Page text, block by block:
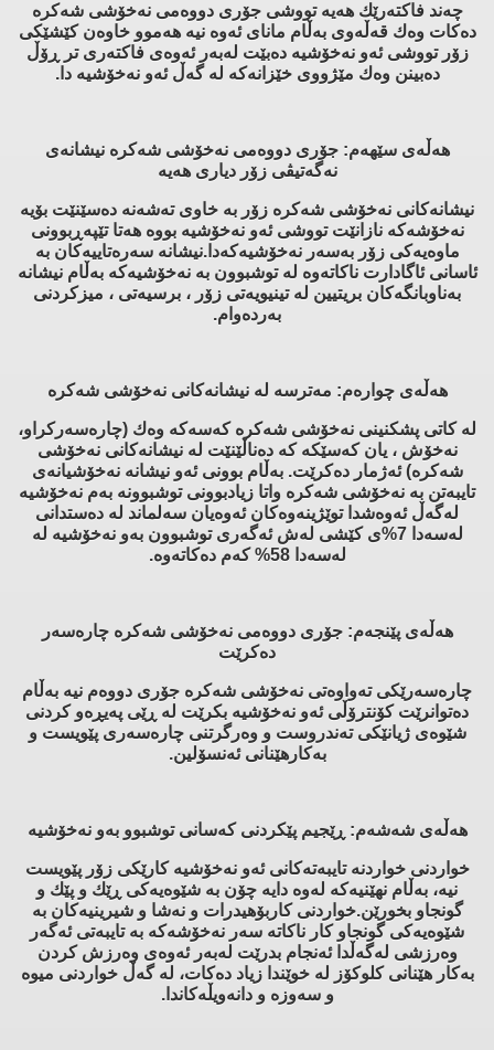
چه‌ند فاكته‌رێك هه‌یه‌ تووشی جۆری دووه‌می نه‌خۆشی شه‌كره‌
ده‌كات وه‌ك قه‌ڵه‌وی به‌ڵام مانای ئه‌وه‌ نیه‌ هه‌موو خاوه‌ن كێشێكی
زۆر تووشی ئه‌و نه‌خۆشیه‌ ده‌بێت له‌به‌ر ئه‌وه‌ی فاكته‌ری تر ڕۆڵ
ده‌بینن وه‌ك مێژووی خێزانه‌كه‌ له‌ گه‌ڵ ئه‌و نه‌خۆشیه‌ دا.
هه‌ڵه‌ی سێهه‌م: جۆری دووه‌می نه‌خۆشی شه‌كره‌ نیشانه‌ی
نه‌گه‌تیڤی زۆر دیاری هه‌یه‌
نیشانه‌كانی نه‌خۆشی شه‌كره‌ زۆر به‌ خاوی ته‌شه‌نه‌ ده‌سێنێت بۆیه‌
نه‌خۆشه‌كه‌ نازانێت تووشی ئه‌و نه‌خۆشیه‌ بووه‌ هه‌تا تێپه‌ڕبوونی
ماوه‌یه‌كی زۆر به‌سه‌ر نه‌خۆشیه‌كه‌دا.نیشانه‌ سه‌ره‌تاییه‌كان به‌
ئاسانی ئاگادارت ناكاته‌وه‌ له‌ توشبوون به‌ نه‌خۆشیه‌كه‌ به‌ڵام نیشانه‌
به‌ناوبانگه‌كان بریتیین له‌ تینیویه‌تی زۆر ، برسیه‌تی ، میزكردنی
به‌رده‌وام.
هه‌ڵه‌ی چواره‌م: مه‌ترسه‌ له‌ نیشانه‌كانی نه‌خۆشی شه‌كره‌
له‌ كاتی پشكنینی نه‌خۆشی شه‌كره‌ كه‌سه‌كه‌ وه‌ك (چاره‌سه‌ركراو،
نه‌خۆش ، یان كه‌سێكه‌ كه‌ ده‌ناڵێنێت له‌ نیشانه‌كانی نه‌خۆشی
شه‌كره‌) ئه‌ژمار ده‌كرێت. به‌ڵام بوونی ئه‌و نیشانه‌ نه‌خۆشیانه‌ی
تایبه‌تن به‌ نه‌خۆشی شه‌كره‌ واتا زیادبوونی توشبوونه‌ به‌م نه‌خۆشیه‌
له‌گه‌ڵ ئه‌وه‌شدا توێژینه‌وه‌كان ئه‌وه‌یان سه‌لماند له‌ ده‌ستدانی
له‌سه‌دا 7%ی كێشی له‌ش ئه‌گه‌ری توشبوون به‌و نه‌خۆشیه‌ له‌
له‌سه‌دا 58% كه‌م ده‌كاته‌وه‌.
هه‌ڵه‌ی پێنجه‌م: جۆری دووه‌می نه‌خۆشی شه‌كره‌ چاره‌سه‌ر
ده‌كرێت
چاره‌سه‌رێكی ته‌واوه‌تی نه‌خۆشی شه‌كره‌ جۆری دووه‌م نیه‌ به‌ڵام
ده‌توانرێت كۆنترۆڵی ئه‌و نه‌خۆشیه‌ بكرێت له‌ ڕێی په‌یڕه‌و كردنی
شێوه‌ی ژیانێكی ته‌ندروست و وه‌رگرتنی چاره‌سه‌ری پێویست و
به‌كارهێنانی ئه‌نسۆلین.
هه‌ڵه‌ی شه‌شه‌م: ڕێجیم پێكردنی كه‌سانی توشبوو به‌و نه‌خۆشیه‌
خواردنی خواردنه‌ تایبه‌ته‌كانی ئه‌و نه‌خۆشیه‌ كارێكی زۆر پێویست
نیه‌، به‌ڵام نهێنیه‌كه‌ له‌وه‌ دایه‌ چۆن به‌ شێوه‌یه‌كی ڕێك و پێك و
گونجاو بخورێن.خواردنی كاربۆهیدرات و نه‌شا و شیرینیه‌كان به‌
شێوه‌یه‌كی گونجاو كار ناكاته‌ سه‌ر نه‌خۆشه‌كه‌ به‌ تایبه‌تی ئه‌گه‌ر
وه‌رزشی له‌گه‌ڵدا ئه‌نجام بدرێت له‌به‌ر ئه‌وه‌ی وه‌رزش كردن
به‌كار هێنانی كلوكۆز له‌ خوێندا زیاد ده‌كات، له‌ گه‌ڵ خواردنی میوه‌
و سه‌وزه‌ و دانه‌ویڵه‌كاندا.